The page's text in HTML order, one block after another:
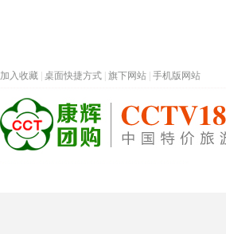
加入收藏 桌面快捷方式 旗下网站 手机版网站